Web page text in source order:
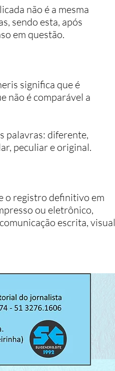
não é a mesma
sendo esta, após
em questão.
significa que é
não é comparável a
palavras: diferente,
peculiar e original.
o registro definitivo em
ou eletrônico,
escrita, visual